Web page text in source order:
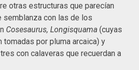
otras estructuras que parecían
semblanza con las de los
Cosesaurus, Longisquama (cuyas
tomadas por pluma arcaica) y
con calaveras que recuerdan a